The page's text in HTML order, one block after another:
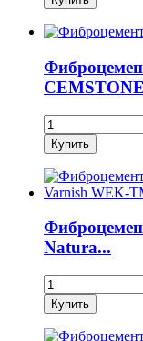
Natura...